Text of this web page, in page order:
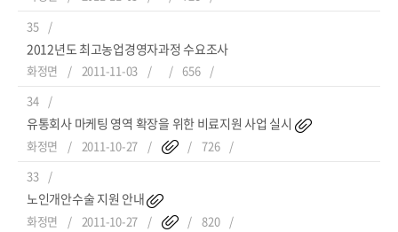
35
2012년도 최고농업경영자과정 수요조사
화정면 2011-11-03
656
34
유통회사 마케팅 영역 확장을 위한 비료지원 사업 실시
화정면 2011-10-27
726
33
노인개안수술 지원 안내
화정면 2011-10-27
820